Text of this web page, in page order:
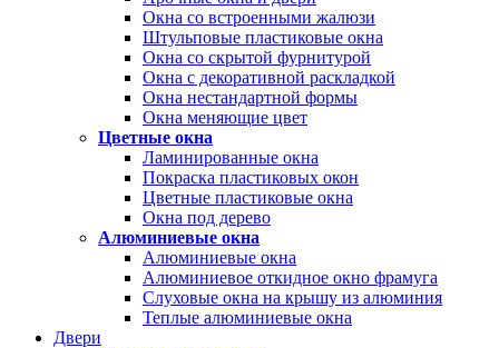
Окна со встроенными жалюзи
Штульповые пластиковые окна
Окна со скрытой фурнитурой
Окна с декоративной раскладкой
Окна нестандартной формы
Окна меняющие цвет
Цветные окна
Ламинированные окна
Покраска пластиковых окон
Цветные пластиковые окна
Окна под дерево
Алюминиевые окна
Алюминиевые окна
Алюминиевое откидное окно фрамуга
Слуховые окна на крышу из алюминия
Теплые алюминиевые окна
Двери